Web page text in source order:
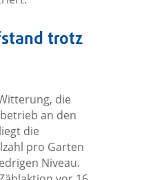
trotz
die
an den
die
pro Garten
Niveau.